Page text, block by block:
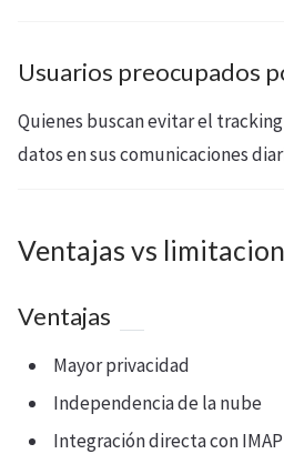
Usuarios preocupados
Quienes buscan evitar el
datos en sus comunicaciones
Ventajas vs
Ventajas
Mayor privacidad
Independencia de la nube
Integración directa con IMAP